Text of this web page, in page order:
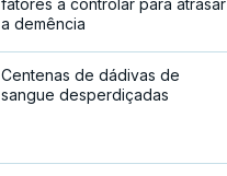
a demência
Centenas de dádivas de
sangue desperdiçadas